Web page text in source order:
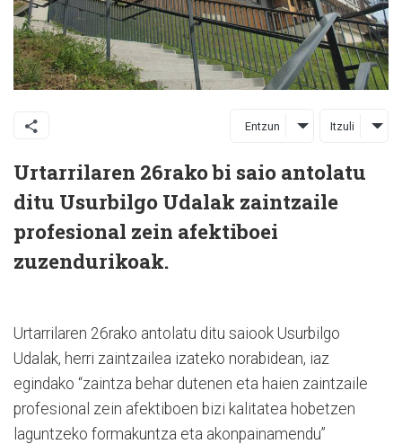
Entzun Itzuli
Urtarrilaren 26rako bi saio antolatu
ditu Usurbilgo Udalak zaintzaile
profesional zein afektiboei
zuzendurikoak.
Urtarrilaren 26rako antolatu ditu saiook Usurbilgo
Udalak, herri zaintzailea izateko norabidean, iaz
egindako “zaintza behar dutenen eta haien zaintzaile
profesional zein afektiboen bizi kalitatea hobetzen
laguntzeko formakuntza eta akonpainamendu”